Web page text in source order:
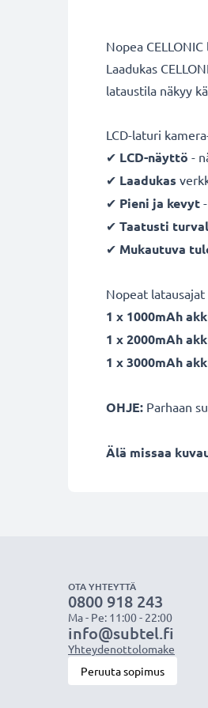
Nopea
Laadukas
lataustila näkyy
LCD-laturi
✔ LCD-näyttö -
✔ Laadukas
✔ Pieni ja kevyt
✔ Taatusti
✔ Mukautuva
Nopeat latausajat
1 x 1000mAh
1 x 2000mAh
1 x 3000mAh
OHJE: Parhaan
Älä missaa
OTA YHTEYTTÄ
0800 918 243
Ma - Pe: 11:00 - 22:00
info@subtel.fi
Yhteydenottolomake
Peruuta sopimus